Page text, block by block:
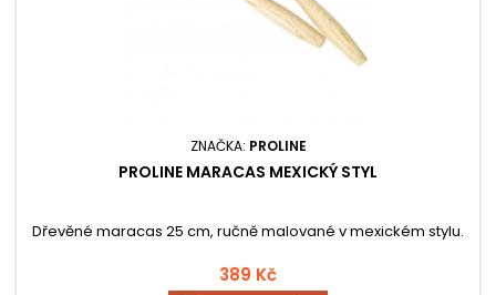
ZNAČKA: PROLINE
PROLINE MARACAS MEXICKÝ STYL
Dřevěné maracas 25 cm, ručně malované v mexickém stylu.
389 Kč